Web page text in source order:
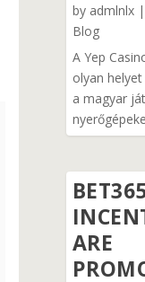
by admlnlx|
Blog
A Yep
olyan
a magyar
ARE